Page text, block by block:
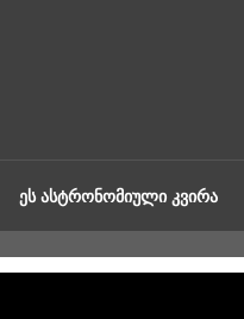
ᲔᲡ ᲐᲡᲢᲠᲝᲜᲝᲛᲘᲣᲚᲘ ᲙᲕᲘᲠᲐ